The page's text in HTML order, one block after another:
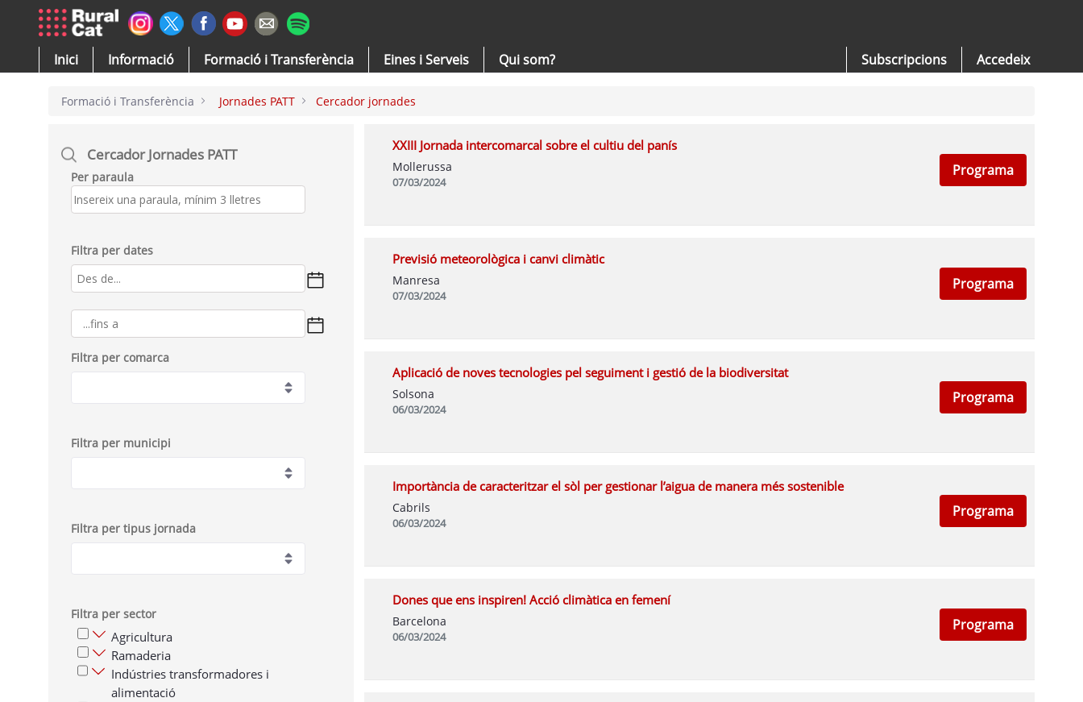
Salta al contingut principal
Inici Informació Formació i Transferència Eines i Serveis Qui som? Subscripcions Accedeix
Formació i Transferència Jornades PATT Cercador jornades
Cercador Jornades PATT
Per paraula
Filtra per dates
Filtra per comarca
Filtra per municipi
Filtra per tipus jornada
Filtra per sector
Agricultura
Ramaderia
Indústries transformadores i
alimentació
XXIII Jornada intercomarcal sobre el cultiu del panís
Mollerussa
07/03/2024
Programa
Previsió meteorològica i canvi climàtic
Manresa
07/03/2024
Programa
Aplicació de noves tecnologies pel seguiment i gestió de la biodiversitat
Solsona
06/03/2024
Programa
Importància de caracteritzar el sòl per gestionar l’aigua de manera més sostenible
Cabrils
06/03/2024
Programa
Dones que ens inspiren! Acció climàtica en femení
Barcelona
06/03/2024
Programa